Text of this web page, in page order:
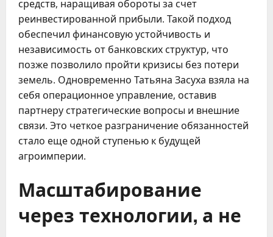
средств, наращивая обороты за счет
реинвестированной прибыли. Такой подход
обеспечил финансовую устойчивость и
независимость от банковских структур, что
позже позволило пройти кризисы без потери
земель. Одновременно Татьяна Засуха взяла на
себя операционное управление, оставив
партнеру стратегические вопросы и внешние
связи. Это четкое разграничение обязанностей
стало еще одной ступенью к будущей
агроимперии.
Масштабирование
через технологии, а не